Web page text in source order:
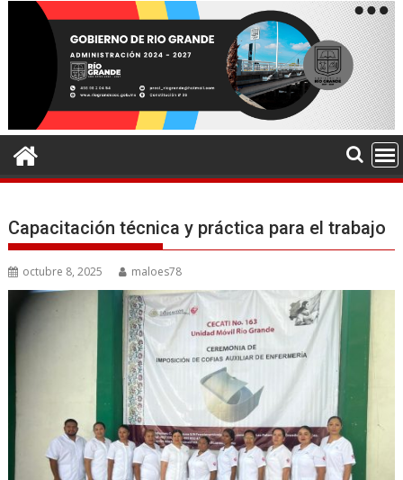
Capacitación técnica y práctica para el trabajo
octubre 8, 2025 maloes78